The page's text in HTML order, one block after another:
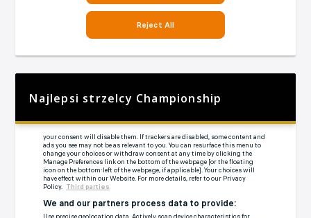
Najlepsi strzelcy Championship